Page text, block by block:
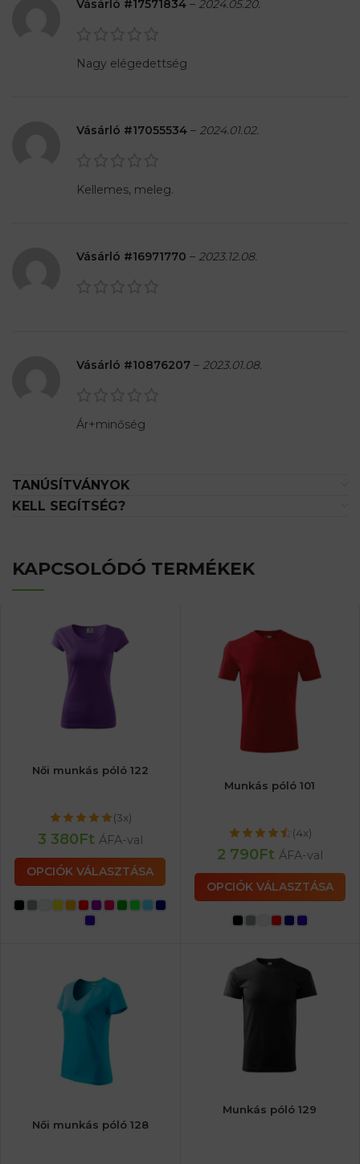
Vásárló #17571834 – 2024.05.20.
Nagy elégedettség
Vásárló #17055534 – 2024.01.02.
Kellemes, meleg.
Vásárló #16971770 – 2023.12.08.
Vásárló #10876207 – 2023.01.08.
Ár+minőség
TANÚSÍTVÁNYOK
KELL SEGÍTSÉG?
KAPCSOLÓDÓ TERMÉKEK
Női munkás póló 122
(3x)
3 380Ft ÁFA-val
OPCIÓK VÁLASZTÁSA
Munkás póló 101
(4x)
2 790Ft ÁFA-val
OPCIÓK VÁLASZTÁSA
Női munkás póló 128
Munkás póló 129